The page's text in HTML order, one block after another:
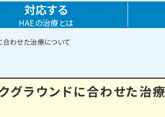
対応する
HAEの治療とは
合わせた治療について
ラウンドに合わせた治療